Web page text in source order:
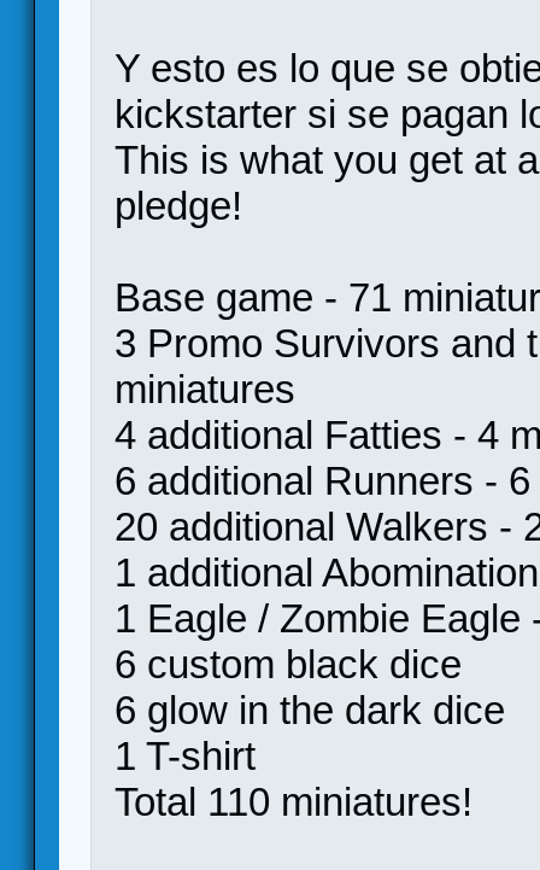
Y esto es lo que se
kickstarter si se pagan
This is what you get at
pledge!
Base game - 71
3 Promo Survivors and
miniatures
4 additional Fatties - 4
6 additional Runners -
20 additional Walkers -
1 additional
1 Eagle / Zombie Eagle
6 custom black dice
6 glow in the dark dice
1 T-shirt
Total 110 miniatures!